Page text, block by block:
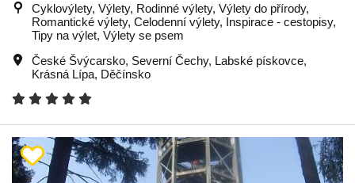
Cyklovýlety, Výlety, Rodinné výlety, Výlety do přírody,
Romantické výlety, Celodenní výlety, Inspirace - cestopisy,
Tipy na výlet, Výlety se psem
České Švýcarsko, Severní Čechy, Labské pískovce,
Krásná Lípa, Děčínsko